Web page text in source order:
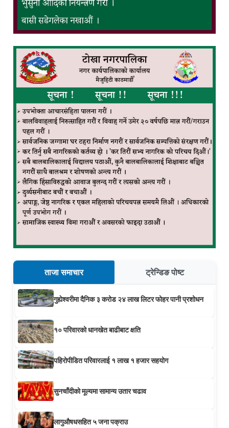
ताजा समाचार ट्रेन्डिङ पोष्ट
गुह्येश्वरीमा दैनिक ३ करोड २४ लाख लिटर फोहर पानी प्रशोधन
१० परिवारको धानखेत बाढीबाट क्षति
पहिरोपीडित परिवारलाई १ लाख १ हजार सहयोग
सुनचाँदीको मूल्यमा सामान्य उतार चढाव
लागुऔषधसहित ५ जना पक्राउ